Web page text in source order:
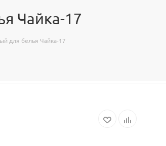
Чайка-17
для белья Чайка-17